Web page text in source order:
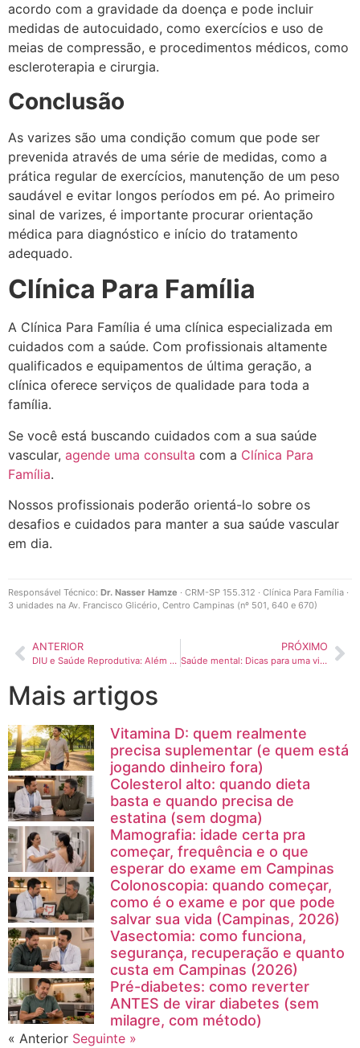
acordo com a gravidade da doença e pode incluir
medidas de autocuidado, como exercícios e uso de
meias de compressão, e procedimentos médicos, como
escleroterapia e cirurgia.
Conclusão
As varizes são uma condição comum que pode ser
prevenida através de uma série de medidas, como a
prática regular de exercícios, manutenção de um peso
saudável e evitar longos períodos em pé. Ao primeiro
sinal de varizes, é importante procurar orientação
médica para diagnóstico e início do tratamento
adequado.
Clínica Para Família
A Clínica Para Família é uma clínica especializada em
cuidados com a saúde. Com profissionais altamente
qualificados e equipamentos de última geração, a
clínica oferece serviços de qualidade para toda a
família.
Se você está buscando cuidados com a sua saúde
vascular, agende uma consulta com a Clínica Para
Família.
Nossos profissionais poderão orientá-lo sobre os
desafios e cuidados para manter a sua saúde vascular
em dia.
Responsável Técnico: Dr. Nasser Hamze · CRM-SP 155.312 · Clínica Para Família ·
3 unidades na Av. Francisco Glicério, Centro Campinas (nº 501, 640 e 670)
ANTERIOR
DIU e Saúde Reprodutiva: Além da Contracepção
PRÓXIMO
Saúde mental: Dicas para uma vida mais saudável
Mais artigos
Vitamina D: quem realmente
precisa suplementar (e quem está
jogando dinheiro fora)
Colesterol alto: quando dieta
basta e quando precisa de
estatina (sem dogma)
Mamografia: idade certa pra
começar, frequência e o que
esperar do exame em Campinas
Colonoscopia: quando começar,
como é o exame e por que pode
salvar sua vida (Campinas, 2026)
Vasectomia: como funciona,
segurança, recuperação e quanto
custa em Campinas (2026)
Pré-diabetes: como reverter
ANTES de virar diabetes (sem
milagre, com método)
« Anterior Seguinte »